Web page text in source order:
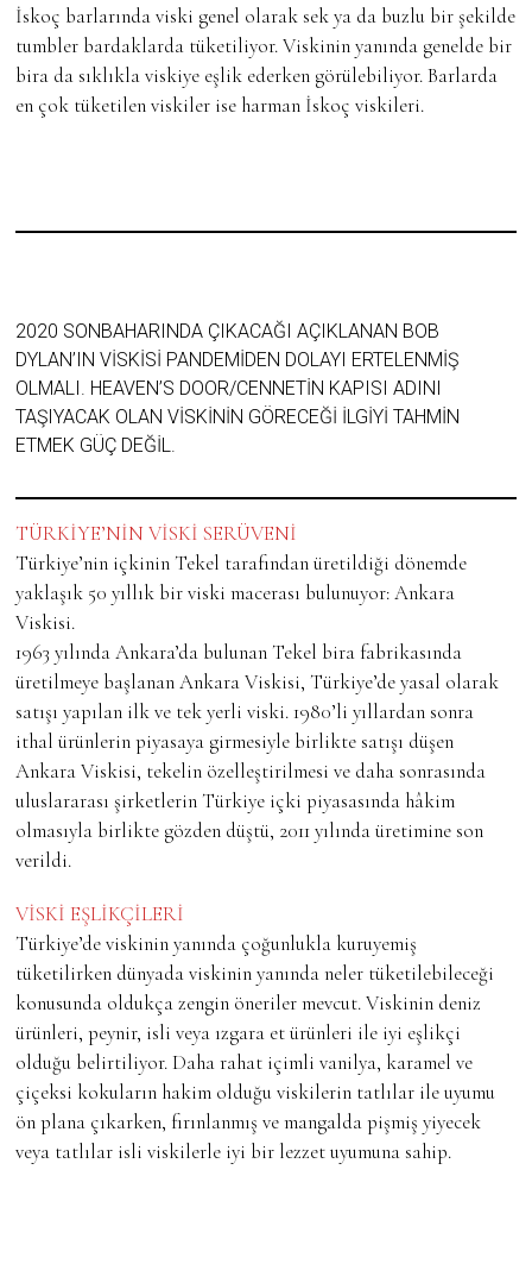
İskoç barlarında viski genel olarak sek ya da buzlu bir şekilde
tumbler bardaklarda tüketiliyor. Viskinin yanında genelde bir
bira da sıklıkla viskiye eşlik ederken görülebiliyor. Barlarda
en çok tüketilen viskiler ise harman İskoç viskileri.
2020 SONBAHARINDA ÇIKACAĞI AÇIKLANAN BOB
DYLAN’IN VISKISI PANDEMIDEN DOLAYI ERTELENMIŞ
OLMALI. HEAVEN’S DOOR/CENNETIN KAPISI ADINI
TAŞIYACAK OLAN VISKININ GÖRECEĞI ILGIYI TAHMIN
ETMEK GÜÇ DEĞIL.
TÜRKİYE’NİN VİSKİ SERÜVENİ
Türkiye’nin içkinin Tekel tarafından üretildiği dönemde
yaklaşık 50 yıllık bir viski macerası bulunuyor: Ankara
Viskisi.
1963 yılında Ankara’da bulunan Tekel bira fabrikasında
üretilmeye başlanan Ankara Viskisi, Türkiye’de yasal olarak
satışı yapılan ilk ve tek yerli viski. 1980’li yıllardan sonra
ithal ürünlerin piyasaya girmesiyle birlikte satışı düşen
Ankara Viskisi, tekelin özelleştirilmesi ve daha sonrasında
uluslararası şirketlerin Türkiye içki piyasasında hâkim
olmasıyla birlikte gözden düştü, 2011 yılında üretimine son
verildi.
VİSKİ EŞLİKÇİLERİ
Türkiye’de viskinin yanında çoğunlukla kuruyemiş
tüketilirken dünyada viskinin yanında neler tüketilebileceği
konusunda oldukça zengin öneriler mevcut. Viskinin deniz
ürünleri, peynir, isli veya ızgara et ürünleri ile iyi eşlikçi
olduğu belirtiliyor. Daha rahat içimli vanilya, karamel ve
çiçeksi kokuların hakim olduğu viskilerin tatlılar ile uyumu
ön plana çıkarken, fırınlanmış ve mangalda pişmiş yiyecek
veya tatlılar isli viskilerle iyi bir lezzet uyumuna sahip.